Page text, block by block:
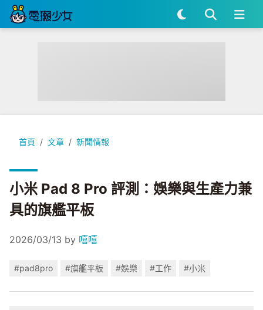
首頁 文章 新聞情報
小米 Pad 8 Pro 評測：娛樂與生產力兼具的旗艦平板
小米 Pad 8 Pro 評測：娛樂與生產力兼
具的旗艦平板
2026/03/13 by 嘻嘻
#pad8pro #旗艦平板 #娛樂 #工作 #小米